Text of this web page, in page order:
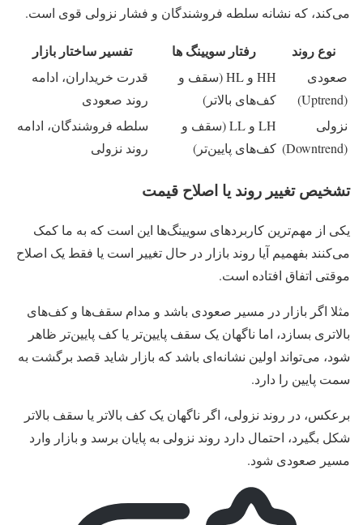
می‌کند، که نشانه سلطه فروشندگان و فشار نزولی قوی است.
نوع روند رفتار سویینگ ها تفسیر ساختار بازار
صعودی
(Uptrend)
HH و HL (سقف و
کف‌های بالاتر)
قدرت خریداران، ادامه
روند صعودی
نزولی
(Downtrend)
LH و LL (سقف و
کف‌های پایین‌تر)
سلطه فروشندگان، ادامه
روند نزولی
تشخیص تغییر روند یا اصلاح قیمت
یکی از مهم‌ترین کاربردهای سویینگ‌ها این است که به ما کمک
می‌کنند بفهمیم آیا روند بازار در حال تغییر است یا فقط یک اصلاح
موقتی اتفاق افتاده است.
مثلا اگر بازار در مسیر صعودی باشد و مدام سقف‌ها و کف‌های
بالاتری بسازد، اما ناگهان یک سقف پایین‌تر یا کف پایین‌تر ظاهر
شود، می‌تواند اولین نشانه‌ای باشد که بازار شاید قصد برگشت به
سمت پایین را دارد.
برعکس، در روند نزولی، اگر ناگهان یک کف بالاتر یا سقف بالاتر
شکل بگیرد، احتمال دارد روند نزولی به پایان برسد و بازار وارد
مسیر صعودی شود.